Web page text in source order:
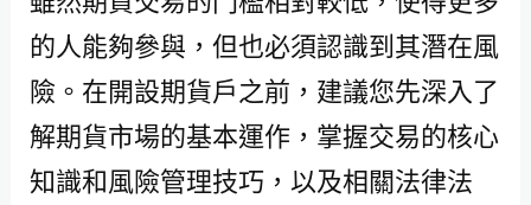
的人能夠參與，但也必須認識到其潛在風
險。在開設期貨戶之前，建議您先深入了
解期貨市場的基本運作，掌握交易的核心
知識和風險管理技巧，以及相關法律法